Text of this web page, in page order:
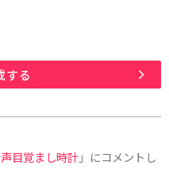
する
目覚まし時計」にコメントし